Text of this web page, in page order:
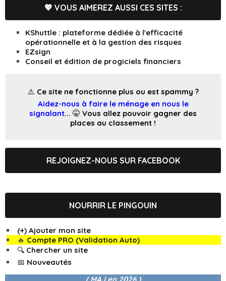
💖 VOUS AIMEREZ AUSSI CES SITES :
KShuttle : plateforme dédiée à l'efficacité
opérationnelle et à la gestion des risques
EZsign
Conseil et édition de progiciels financiers
⚠️ Ce site ne fonctionne plus ou est spammy ?
Aidez-nous à faire le ménage en nous le
signalant... 🤫 Vous allez pouvoir gagner des
places au classement !
REJOIGNEZ-NOUS SUR FACEBOOK
NOURRIR LE PINGOUIN
(+) Ajouter mon site
🔥 Compte PRO (Validation Auto)
🔍 Chercher un site
📅 Nouveautés